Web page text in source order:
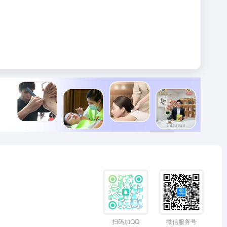
扫码加QQ 微信服务号